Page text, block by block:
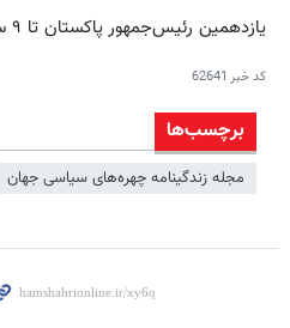
یازدهمین رئیس‌جمهور پاکستان تا ۹ سپتامبر ۲۰۱۳ در قدرت بود
کد خبر 62641
برچسب‌ها
مجله زندگینامه چهره‌های سیاسی جهان